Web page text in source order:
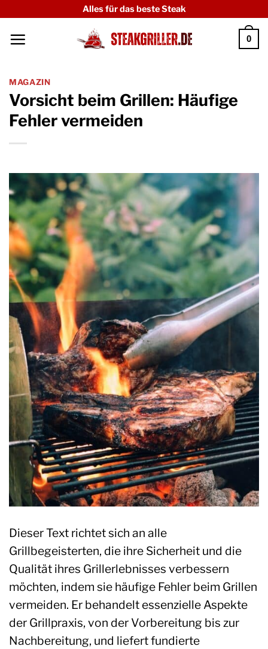
springen
Alles für das beste Steak
0
MAGAZIN
Vorsicht beim Grillen: Häufige
Fehler vermeiden
Dieser Text richtet sich an alle
Grillbegeisterten, die ihre Sicherheit und die
Qualität ihres Grillerlebnisses verbessern
möchten, indem sie häufige Fehler beim Grillen
vermeiden. Er behandelt essenzielle Aspekte
der Grillpraxis, von der Vorbereitung bis zur
Nachbereitung, und liefert fundierte